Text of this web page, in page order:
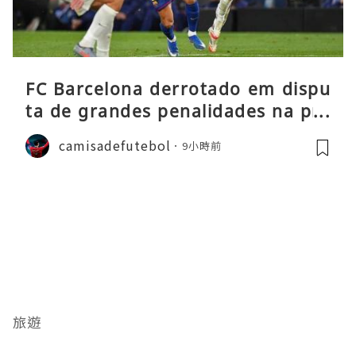
FC Barcelona derrotado em dispu
ta de grandes penalidades na pré
-época
camisadefutebol 9小時前
旅遊